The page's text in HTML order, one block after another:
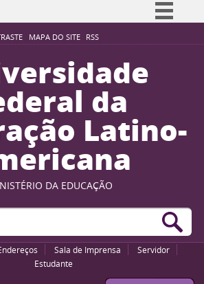
MAPA DO SITE RSS
Simplifique!
Participe
Acesso à informação
Legislação
Canais
da
Latino-
DA EDUCAÇÃO
Sala de Imprensa
Servidor
Estudante